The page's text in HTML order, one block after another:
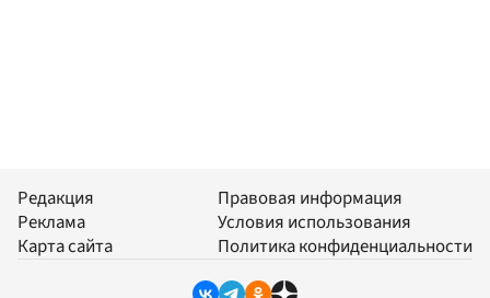
Редакция
Реклама
Карта сайта
Правовая информация
Условия использования
Политика конфиденциальности